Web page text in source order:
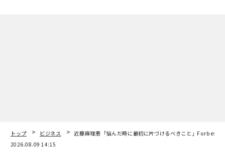
トップ ビジネス
近藤麻理恵「悩んだ時に最初に片づけるべきこと」Forbes
2026.08.09 14:15